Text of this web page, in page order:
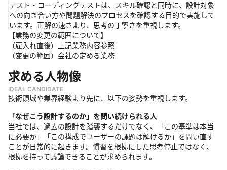
テスト・コーディングテストは、スキル確認と同時に、設計対象
への向き合い方や問題解決のプロセスを確認する目的で実施して
います。正解の速さより、思考の丁寧さを重視します。
【業務の変更の範囲について】
（雇入れ直後）上記業務内容参照
（変更の範囲）会社の定める業務
求める人物像
IDEAL CANDIDATE
技術領域や業界経験より先に、以下の姿勢を重視します。
「なぜこう設計するのか」を問い続けられる人
当社では、過去の設計を踏襲するだけでなく、「この基準は本当
に必要か」「この構成でユーザーの課題は解けるか」を問い直す
ことが日常的に起きます。慣習を根拠にした思考停止ではなく、
根拠を持って議論できることが求められます。